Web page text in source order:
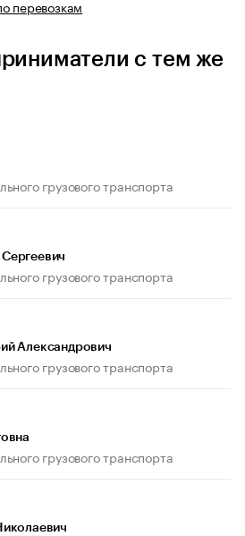
перевозкам
с тем же
грузового транспорта
грузового транспорта
Александрович
грузового транспорта
грузового транспорта